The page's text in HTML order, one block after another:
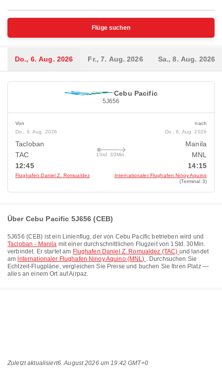
Flüge suchen
Do., 6. Aug. 2026 Fr., 7. Aug. 2026 Sa., 8. Aug. 2026
Cebu Pacific
5J656
Von
Do., 6. Aug. 2026
Tacloban
TAC
12:45
Flughafen Daniel Z. Romualdez
1Std. 30Min.
nach
Do., 6. Aug. 2026
Manila
MNL
14:15
Internationaler Flughafen Ninoy Aquino
(Terminal 3)
Über Cebu Pacific 5J656 (CEB)
5J656 (CEB) ist ein Linienflug, der von Cebu Pacific betrieben wird und
Tacloban - Manila mit einer durchschnittlichen Flugzeit von 1Std. 30Min.
verbindet. Er startet am Flughafen Daniel Z. Romualdez (TAC) und landet
am Internationaler Flughafen Ninoy Aquino (MNL) . Durchsuchen Sie
Echtzeit-Flugpläne, vergleichen Sie Preise und buchen Sie Ihren Platz —
alles an einem Ort auf Airpaz.
Zuletzt aktualisiert6. August 2026 um 19:42 GMT+0